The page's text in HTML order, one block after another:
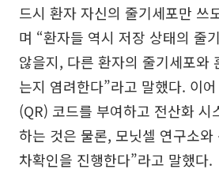
드시 환자 자신의 줄기세포만 쓰
며 “환자들 역시 저장 상태의 줄
않을지, 다른 환자의 줄기세포와
는지 염려한다”라고 말했다. 이
(QR) 코드를 부여하고 전산화 시
하는 것은 물론, 모닛셀 연구소
차확인을 진행한다”라고 말했다.